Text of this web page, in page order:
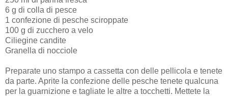
6 g di colla di pesce
1 confezione di pesche sciroppate
100 g di zucchero a velo
Ciliegine candite
Granella di nocciole
Preparate uno stampo a cassetta con delle pellicola e tenete
da parte. Aprite la confezione delle pesche tenete qualcuna
per la guarnizione e tagliate le altre a tocchetti. Mettete la